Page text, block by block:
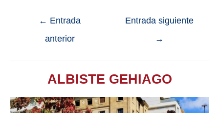
← Entrada
anterior
Entrada siguiente
→
ALBISTE GEHIAGO